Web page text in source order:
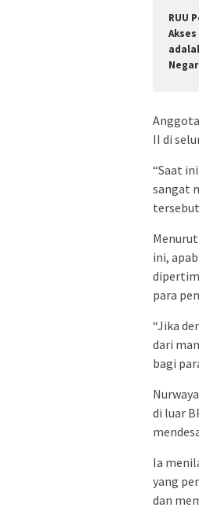
RUU
II di
“Saat
sangat
ini,
para
“Jika
dari
bagi
di luar
Ia
yang
dan